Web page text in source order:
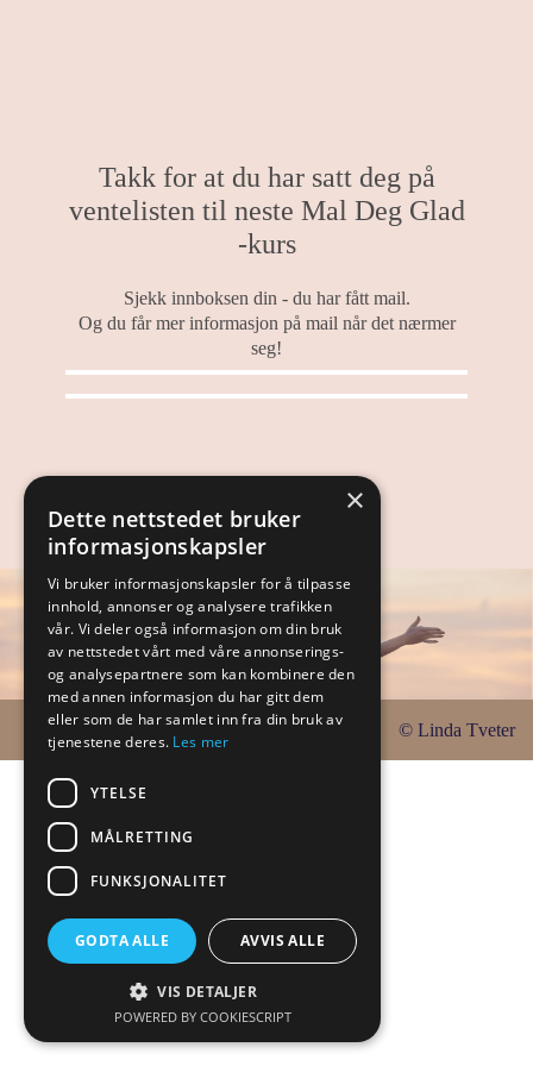
Takk for at du har satt deg på
ventelisten til neste Mal Deg Glad
-kurs
Sjekk innboksen din - du har fått mail.
Og du får mer informasjon på mail når det nærmer
seg!
© Linda Tveter
×
Dette nettstedet bruker
informasjonskapsler
Vi bruker informasjonskapsler for å tilpasse
innhold, annonser og analysere trafikken
vår. Vi deler også informasjon om din bruk
av nettstedet vårt med våre annonserings-
og analysepartnere som kan kombinere den
med annen informasjon du har gitt dem
eller som de har samlet inn fra din bruk av
tjenestene deres. Les mer
YTELSE
MÅLRETTING
FUNKSJONALITET
GODTA ALLE AVVIS ALLE
VIS DETALJER
POWERED BY COOKIESCRIPT